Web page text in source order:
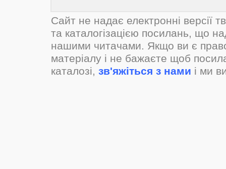
Сайт не надає електронні версії
та каталогізацією посилань, що
нашими читачами. Якщо ви є
матеріалу і не бажаєте щоб
каталозі, зв'яжіться з нами і ми